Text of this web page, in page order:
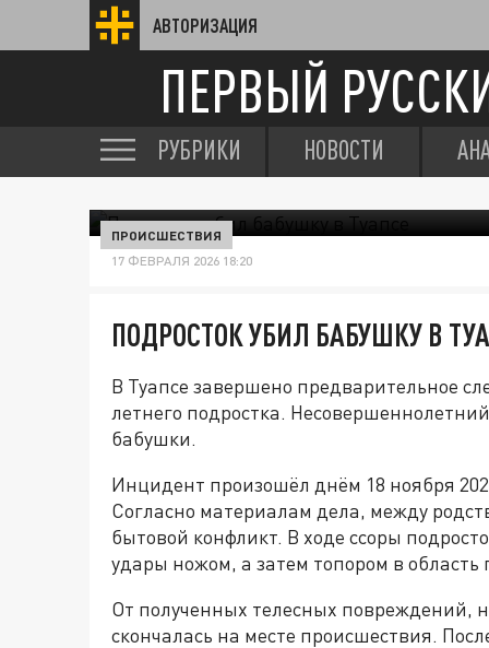
АВТОРИЗАЦИЯ
ПЕРВЫЙ
РУБРИКИ НОВОСТИ
ПРОИСШЕСТВИЯ
17 ФЕВРАЛЯ 2026 18:20
ПОДРОСТОК УБИЛ БАБУШКУ В
В Туапсе завершено предварительное
летнего подростка.
бабушки.
Инцидент произошёл днём 18 ноября
Согласно материалам дела, между
бытовой конфликт. В ходе ссоры
удары ножом, а затем топором в область
От полученных телесных повреждений,
скончалась на месте происшествия.